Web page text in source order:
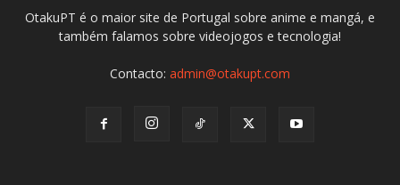
OtakuPT é o maior site de Portugal sobre anime e mangá, e
também falamos sobre videojogos e tecnologia!
Contacto: admin@otakupt.com